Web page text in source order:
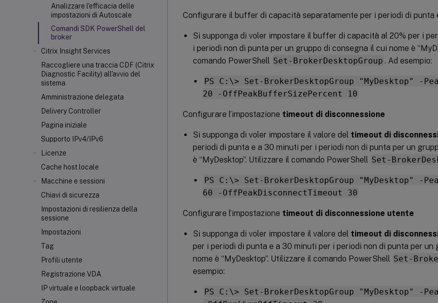
Analizzare l'efficacia delle
impostazioni di Autoscale
Comandi SDK PowerShell del
broker
Citrix Insight Services
Raccogliere una traccia CDF (Citrix
Diagnostic Facility) all'avvio del
sistema
Amministrazione delegata
Delivery Controller
Pagina iniziale
Supporto IPv4/IPv6
Licenze
Cache host locale
Macchine e sessioni
Chiavi di sicurezza
Impostazioni di resilienza della
sessione
Impostazioni
Tag
Profili utente
Registrazione VDA
IP virtuale e loopback virtuale
Configurare il buffer di capacità separatamente per i periodi di punta
Si supponga di voler impostare il buffer di capacità al 20% per i
i periodi non di punta per un gruppo di consegna il cui nome è
comando PowerShell Set-BrokerDesktopGroup . Ad esempio:
PS C:\> Set-BrokerDesktopGroup "MyDesktop" -
20 -OffPeakBufferSizePercent 10
Configurare l’impostazione timeout di disconnessione
Si supponga di voler impostare il valore del timeout di
periodi di punta e a 30 minuti per i periodi non di punta per un
è “MyDesktop”. Utilizzare il comando PowerShell Set-
PS C:\> Set-BrokerDesktopGroup "MyDesktop" -
60 -OffPeakDisconnectTimeout 30
Configurare l’impostazione timeout di disconnessione utente
Si supponga di voler impostare il valore del timeout di
per i periodi di punta e a 30 minuti per i periodi non di punta per un
nome è “MyDesktop”. Utilizzare il comando PowerShell Set-
esempio:
PS C:\> Set-BrokerDesktopGroup "MyDesktop" -